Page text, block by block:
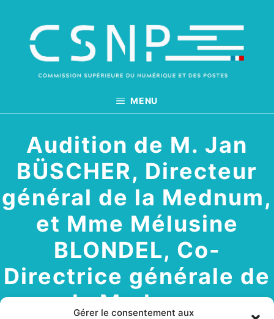
Gérer le consentement aux
contenu
MENU
Audition de M. Jan
BÜSCHER, Directeur
général de la Mednum,
et Mme Mélusine
BLONDEL, Co-
Directrice générale de
la Mednum